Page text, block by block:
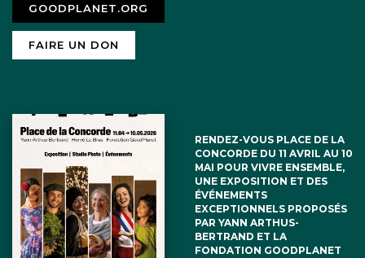
GOODPLANET.ORG
FAIRE UN DON
RENDEZ-VOUS PLACE DE LA
CONCORDE DU 11 AVRIL AU 10
MAI POUR VIVRE ENSEMBLE,
UNE EXPOSITION ET DES
ÉVÉNEMENTS
EXCEPTIONNELS PROPOSÉS
PAR YANN ARTHUS-
BERTRAND ET LA
FONDATION GOODPLANET